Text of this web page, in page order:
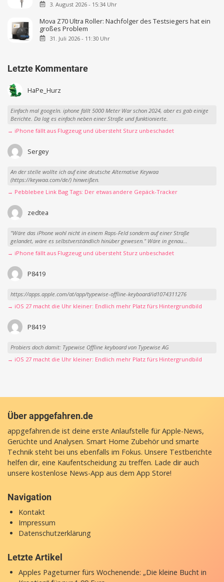
3. August 2026 - 15:34 Uhr
Mova Z70 Ultra Roller: Nachfolger des Testsiegers hat ein
großes Problem
31. Juli 2026 - 11:30 Uhr
Letzte Kommentare
HaPe_Hurz
Einfach mal googeln. iphone fällt 5000 Meter War schon 2024, aber es gab einige
Berichte. Da lag es einfach neben einer Straße und funktionierte.
→ iPhone fällt aus Flugzeug und übersteht Sturz unbeschadet
Sergey
An der stelle wollte ich auf eine deutsche Alternative Keywaa
(https://keywaa.com/de/) hinweißen.
→ Pebblebee Link Bag Tags: Der etwas andere Gepäck-Tracker
zedtea
"Wäre das iPhone wohl nicht in einem Raps-Feld sondern auf einer Straße
gelandet, wäre es selbstverständlich hinüber gewesen." Wäre in genau...
→ iPhone fällt aus Flugzeug und übersteht Sturz unbeschadet
P8419
https://apps.apple.com/at/app/typewise-offline-keyboard/id1074311276
→ iOS 27 macht die Uhr kleiner: Endlich mehr Platz fürs Hintergrundbild
P8419
Probiers doch damit: Typewise Offline keyboard von Typewise AG
→ iOS 27 macht die Uhr kleiner: Endlich mehr Platz fürs Hintergrundbild
Über appgefahren.de
appgefahren.de ist deine erste Anlaufstelle für Apple-News,
Gerüchte und Analysen. Smart Home Zubehör und smarte
Technik steht bei uns ebenfalls im Fokus. Unsere Testberichte
helfen dir, eine Kaufentscheidung zu treffen. Lade dir auch
unsere kostenlose News-App aus dem App Store!
Navigation
Kontakt
Impressum
Datenschutzerklärung
Letzte Artikel
Apples Pageturner fürs Wochenende: „Die kleine Bucht in